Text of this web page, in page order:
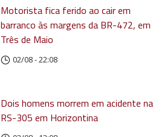
Motorista fica ferido ao cair em
barranco às margens da BR-472, em
Três de Maio
02/08 - 22:08
Dois homens morrem em acidente na
RS-305 em Horizontina